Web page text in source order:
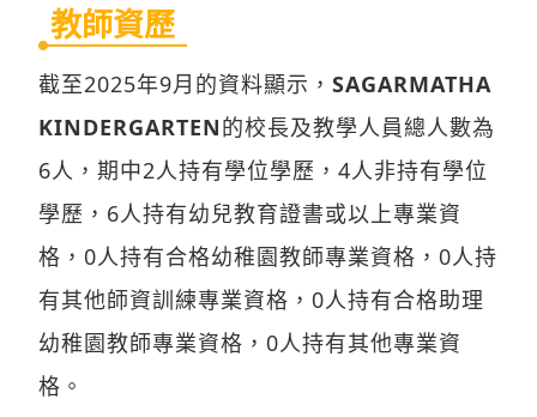
教師資歷
截至2025年9月的資料顯示， SAGARMATHA
KINDERGARTEN的校長及教學人員總人數為
6人，期中2人持有學位學歷，4人非持有學位
學歷，6人持有幼兒教育證書或以上專業資
格，0人持有合格幼稚園教師專業資格，0人持
有其他師資訓練專業資格，0人持有合格助理
幼稚園教師專業資格，0人持有其他專業資
格。